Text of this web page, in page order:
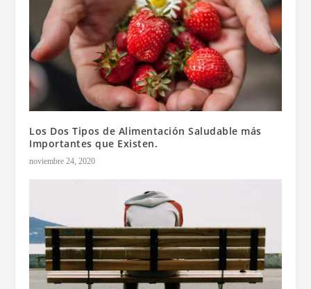
Los Dos Tipos de Alimentación Saludable más
Importantes que Existen.
noviembre 24, 2020